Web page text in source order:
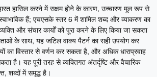
हासिल करने में सक्षम होने के कारण, उच्चारण मूल रूप से
हैं; एचएसके स्तर 6 में शामिल शब्द और व्याकरण का
और संचार कार्यों को पूरा करने के लिए किया जा सकता
के साथ, यह जटिल वाक्य पैटर्न का सही उपयोग कर
विस्तार से वर्णन कर सकता है, और अधिक धाराप्रवाह
है। यह पूरी तरह से व्यक्तिगत अंतर्दृष्टि और वैचारिक
शब्दों में समृद्ध है।